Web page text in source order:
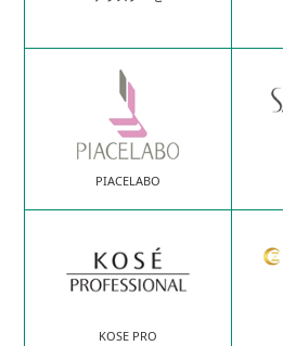
PIACELABO
KOSE PRO